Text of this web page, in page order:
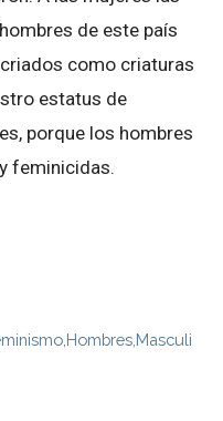
de este país
como criaturas
estatus de
porque los hombres
feminicidas.
Hombres Masculi